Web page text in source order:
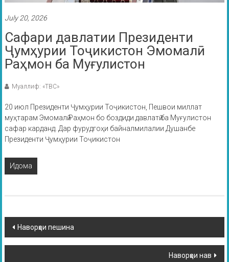
July 20, 2026
Сафари давлатии Президенти
Ҷумҳурии Тоҷикистон Эмомалӣ
Раҳмон ба Муғулистон
Муаллиф: «ТВС»
20 июл Президенти Ҷумҳурии Тоҷикистон, Пешвои миллат
муҳтарам Эмомалӣ Раҳмон бо боздиди давлатӣ ба Муғулистон
сафар карданд. Дар фурудгоҳи байналмилалии Душанбе
Президенти Ҷумҳурии Тоҷикистон
Идома
Наворҳои пешина
Наворҳои нав